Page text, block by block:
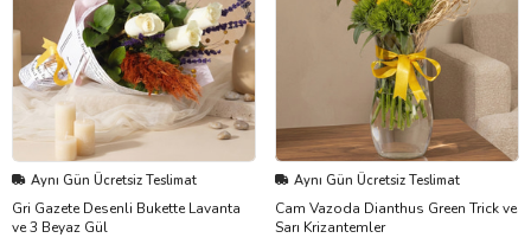
Aynı Gün Ücretsiz Teslimat
Gri Gazete Desenli Bukette Lavanta
ve 3 Beyaz Gül
Aynı Gün Ücretsiz Teslimat
Cam Vazoda Dianthus Green Trick ve
Sarı Krizantemler